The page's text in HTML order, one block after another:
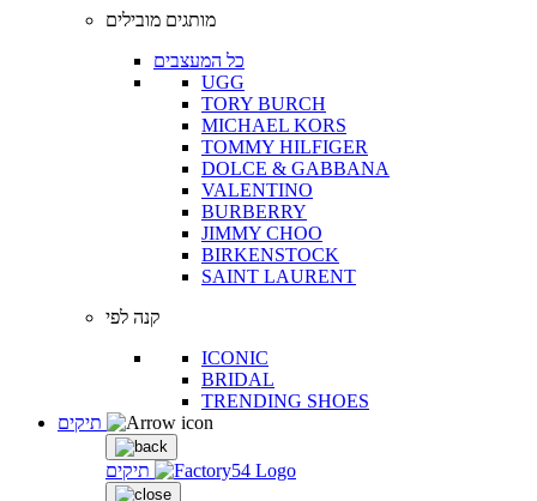
מותגים מובילים
כל המעצבים
UGG
TORY BURCH
MICHAEL KORS
TOMMY HILFIGER
DOLCE & GABBANA
VALENTINO
BURBERRY
JIMMY CHOO
BIRKENSTOCK
SAINT LAURENT
קנה לפי
ICONIC
BRIDAL
TRENDING SHOES
תיקים